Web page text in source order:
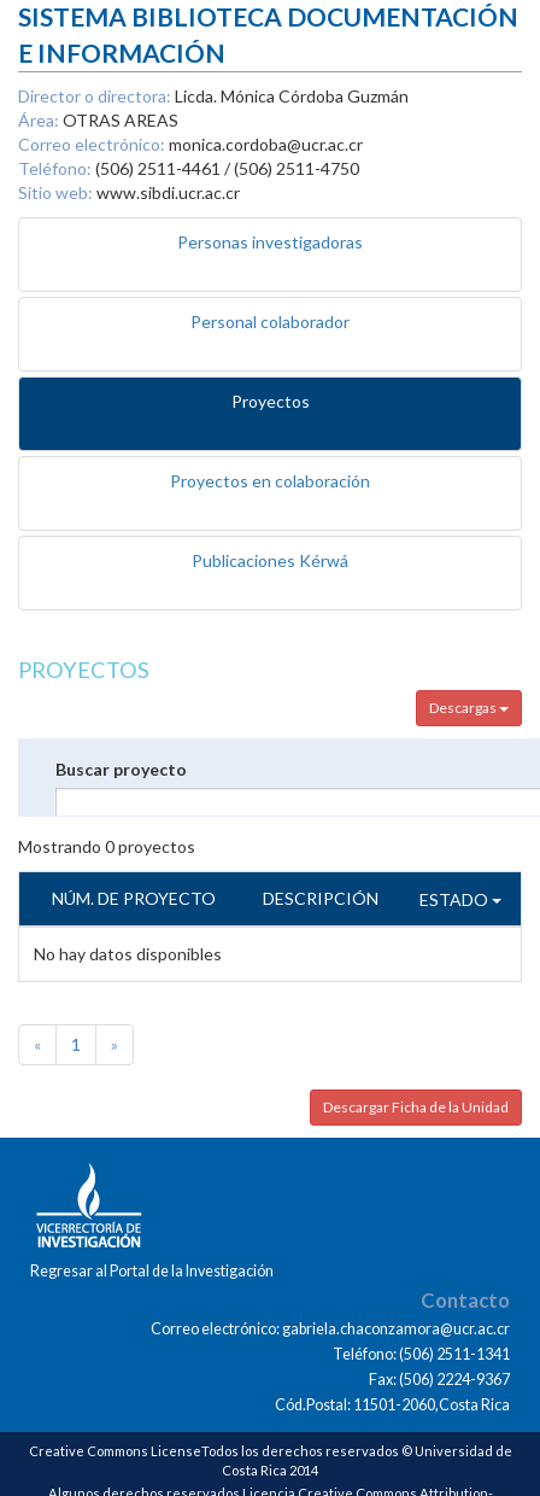
SISTEMA BIBLIOTECA DOCUMENTACIÓN
E INFORMACIÓN
Director o directora: Licda. Mónica Córdoba Guzmán
Área: OTRAS AREAS
Correo electrónico: monica.cordoba@ucr.ac.cr
Teléfono: (506) 2511-4461 / (506) 2511-4750
Sitio web: www.sibdi.ucr.ac.cr
Personas investigadoras
Personal colaborador
Proyectos
Proyectos en colaboración
Publicaciones Kérwá
PROYECTOS
Descargas
Buscar proyecto
Mostrando 0proyectos
NÚM. DE PROYECTO DESCRIPCIÓN ESTADO
No hay datos disponibles
« 1 »
Descargar Ficha de la Unidad
Regresar al Portal de la Investigación
Contacto
Correo electrónico: gabriela.chaconzamora@ucr.ac.cr
Teléfono: (506) 2511-1341
Fax: (506) 2224-9367
Cód.Postal: 11501-2060,Costa Rica
Creative Commons LicenseTodos los derechos reservados © Universidad de
Costa Rica 2014